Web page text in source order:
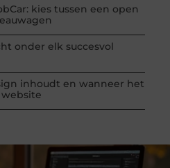
kies tussen een open
onder elk succesvol
inhoudt en wanneer het